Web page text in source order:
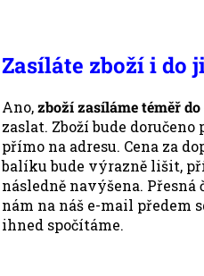
Zasíláte zboží i do
Ano,zboží zasíláme téměř do
zaslat. Zboží bude
přímo na adresu. Cena za
balíku bude výrazně lišit,
následně navýšena.
nám na náš e-mail předem
ihned spočítáme.